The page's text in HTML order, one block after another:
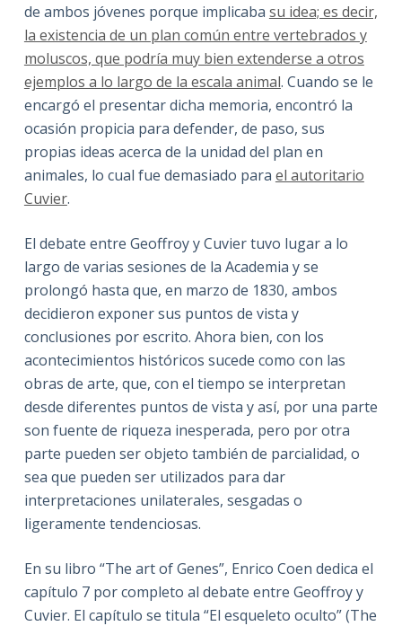
de ambos jóvenes porque implicaba su idea; es decir,
la existencia de un plan común entre vertebrados y
moluscos, que podría muy bien extenderse a otros
ejemplos a lo largo de la escala animal. Cuando se le
encargó el presentar dicha memoria, encontró la
ocasión propicia para defender, de paso, sus
propias ideas acerca de la unidad del plan en
animales, lo cual fue demasiado para el autoritario
Cuvier.
El debate entre Geoffroy y Cuvier tuvo lugar a lo
largo de varias sesiones de la Academia y se
prolongó hasta que, en marzo de 1830, ambos
decidieron exponer sus puntos de vista y
conclusiones por escrito. Ahora bien, con los
acontecimientos históricos sucede como con las
obras de arte, que, con el tiempo se interpretan
desde diferentes puntos de vista y así, por una parte
son fuente de riqueza inesperada, pero por otra
parte pueden ser objeto también de parcialidad, o
sea que pueden ser utilizados para dar
interpretaciones unilaterales, sesgadas o
ligeramente tendenciosas.
En su libro “The art of Genes”, Enrico Coen dedica el
capítulo 7 por completo al debate entre Geoffroy y
Cuvier. El capítulo se titula “El esqueleto oculto” (The